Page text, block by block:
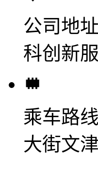
公司地址
科创新
乘车路线
大街文